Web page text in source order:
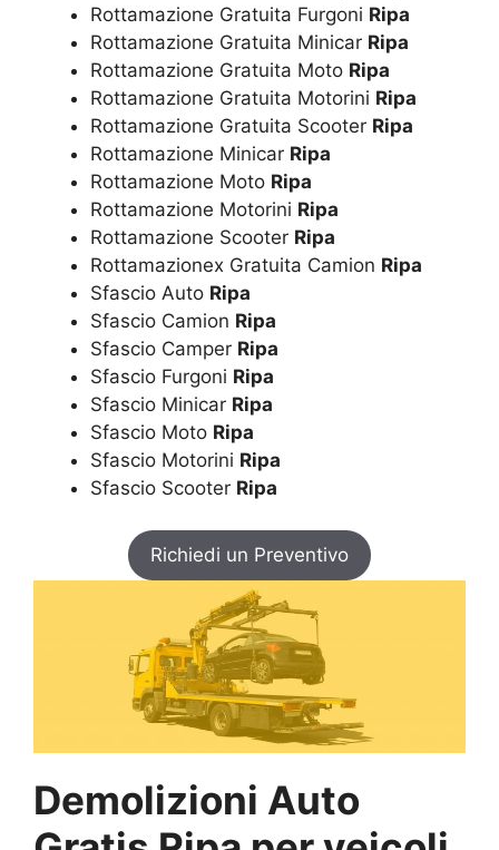
Rottamazione Gratuita Furgoni Ripa
Rottamazione Gratuita Minicar Ripa
Rottamazione Gratuita Moto Ripa
Rottamazione Gratuita Motorini Ripa
Rottamazione Gratuita Scooter Ripa
Rottamazione Minicar Ripa
Rottamazione Moto Ripa
Rottamazione Motorini Ripa
Rottamazione Scooter Ripa
Rottamazionex Gratuita Camion Ripa
Sfascio Auto Ripa
Sfascio Camion Ripa
Sfascio Camper Ripa
Sfascio Furgoni Ripa
Sfascio Minicar Ripa
Sfascio Moto Ripa
Sfascio Motorini Ripa
Sfascio Scooter Ripa
Richiedi un Preventivo
Demolizioni Auto